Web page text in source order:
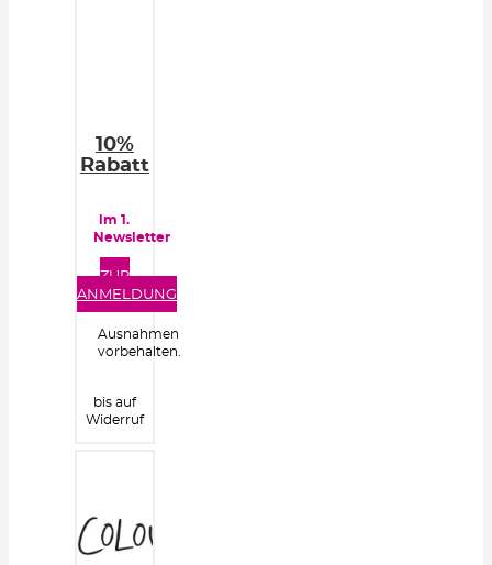
10%
Rabatt
im 1.
Newsletter
ZUR
ANMELDUNG
Ausnahmen
vorbehalten.
bis auf
Widerruf